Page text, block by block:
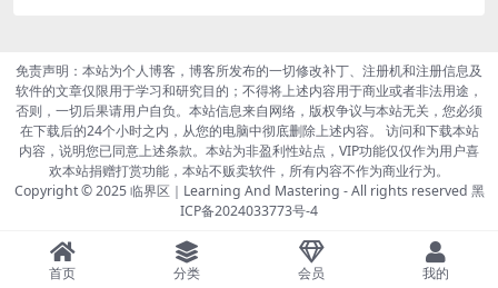
免责声明：本站为个人博客，博客所发布的一切修改补丁、注册机和注册信息及
软件的文章仅限用于学习和研究目的；不得将上述内容用于商业或者非法用途，
否则，一切后果请用户自负。本站信息来自网络，版权争议与本站无关，您必须
在下载后的24个小时之内，从您的电脑中彻底删除上述内容。 访问和下载本站
内容，说明您已同意上述条款。本站为非盈利性站点，VIP功能仅仅作为用户喜
欢本站捐赠打赏功能，本站不贩卖软件，所有内容不作为商业行为。
Copyright © 2025临界区｜Learning And Mastering - All rights reserved 黑
ICP备2024033773号-4
首页 分类 会员 我的